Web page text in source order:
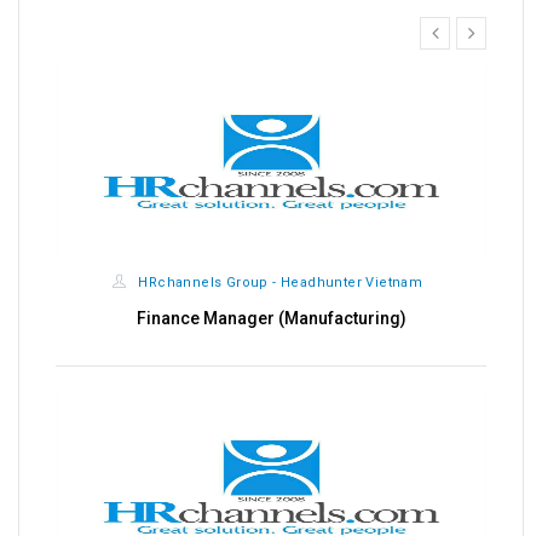
HRchannels Group - Headhunter Vietnam
Finance Manager (Manufacturing)
prev